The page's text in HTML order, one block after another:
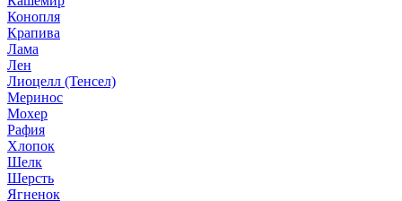
Конопля
Крапива
Лама
Лен
Лиоцелл (Тенсел)
Меринос
Мохер
Рафия
Хлопок
Шелк
Шерсть
Ягненок